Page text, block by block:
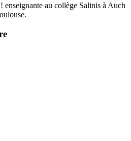
enseignante au collège Salinis à Auch